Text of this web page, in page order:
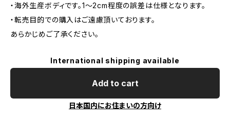
・海外生産ボディです。1～2cm程度の誤差は仕様となります。
・転売目的での購入はご遠慮頂いております。
あらかじめご了承ください。
International shipping available
Add to cart
日本国内にお住まいの方向け